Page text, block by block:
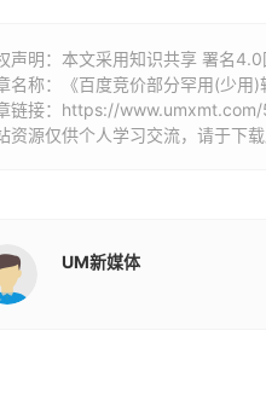
声明：本文采用知识共享 署名
名称：《百度竞价部分罕用(少用)
链接： https://
资源仅供个人学习交流，请于下
UM新媒体